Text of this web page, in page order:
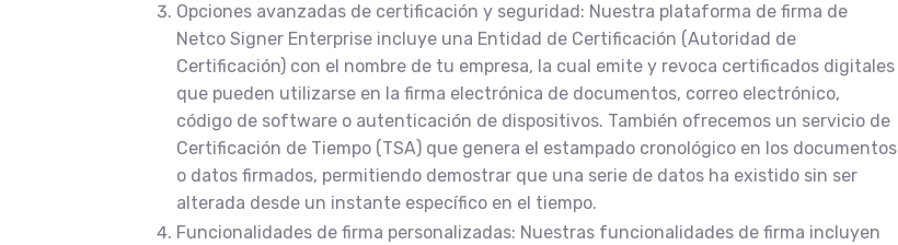
Opciones avanzadas de certificación y seguridad: Nuestra plataforma de firma de
Netco Signer Enterprise incluye una Entidad de Certificación (Autoridad de
Certificación) con el nombre de tu empresa, la cual emite y revoca certificados digitales
que pueden utilizarse en la firma electrónica de documentos, correo electrónico,
código de software o autenticación de dispositivos. También ofrecemos un servicio de
Certificación de Tiempo (TSA) que genera el estampado cronológico en los documentos
o datos firmados, permitiendo demostrar que una serie de datos ha existido sin ser
alterada desde un instante específico en el tiempo.
Funcionalidades de firma personalizadas: Nuestras funcionalidades de firma incluyen